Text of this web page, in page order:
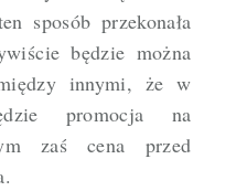
sposób przekonała
będzie można
innymi, że w
promocja na
zaś cena przed